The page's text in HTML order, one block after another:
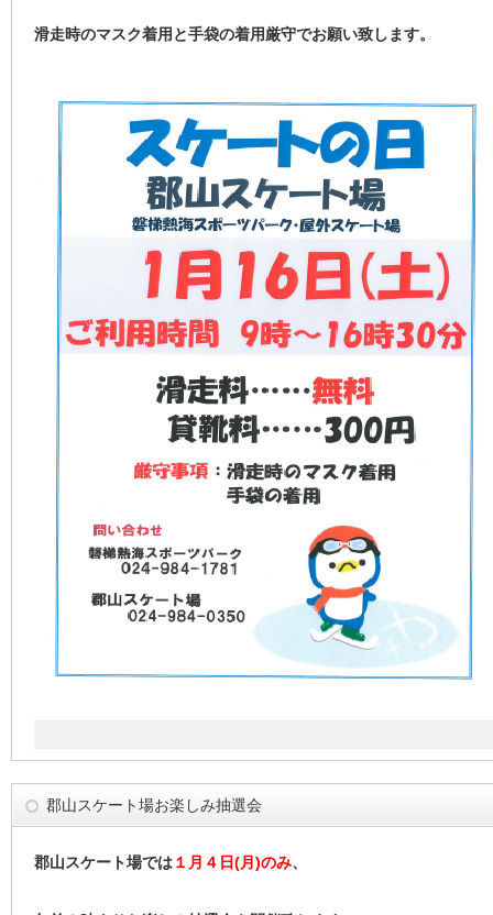
滑走時のマスク着用と手袋の着用厳守でお願い致します。
郡山スケート場お楽しみ抽選会
郡山スケート場では１月４日(月)のみ、